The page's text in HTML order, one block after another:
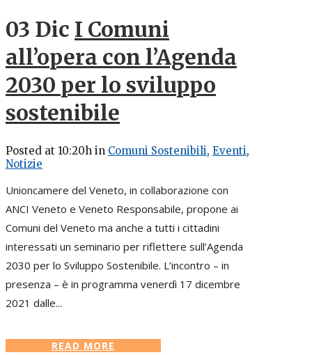
03 Dic I Comuni
all’opera con l’Agenda
2030 per lo sviluppo
sostenibile
Posted at 10:20h in Comuni Sostenibili, Eventi,
Notizie
Unioncamere del Veneto, in collaborazione con
ANCI Veneto e Veneto Responsabile, propone ai
Comuni del Veneto ma anche a tutti i cittadini
interessati un seminario per riflettere sull’Agenda
2030 per lo Sviluppo Sostenibile. L’incontro – in
presenza – è in programma venerdì 17 dicembre
2021 dalle...
READ MORE